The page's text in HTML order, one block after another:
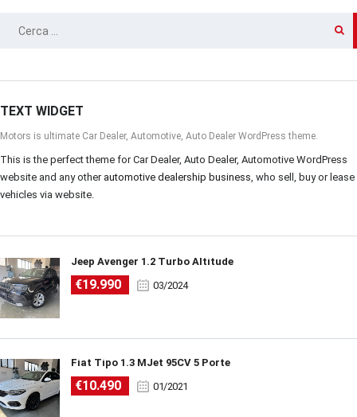
RICERCA
TEXT WIDGET
Motors is ultimate Car Dealer, Automotive, Auto Dealer WordPress theme.
This is the perfect theme for Car Dealer, Auto Dealer, Automotive WordPress
website and any other automotive dealership business, who sell, buy or lease
vehicles via website.
Jeep Avenger 1.2 Turbo Altitude
€19.990 03/2024
Fiat Tipo 1.3 MJet 95CV 5 Porte
€10.490 01/2021